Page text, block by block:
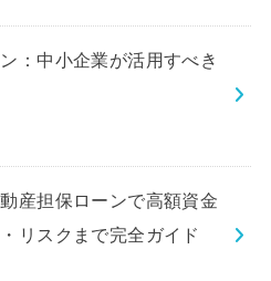
：中小企業が活用すべき
産担保ローンで高額資金
リスクまで完全ガイド